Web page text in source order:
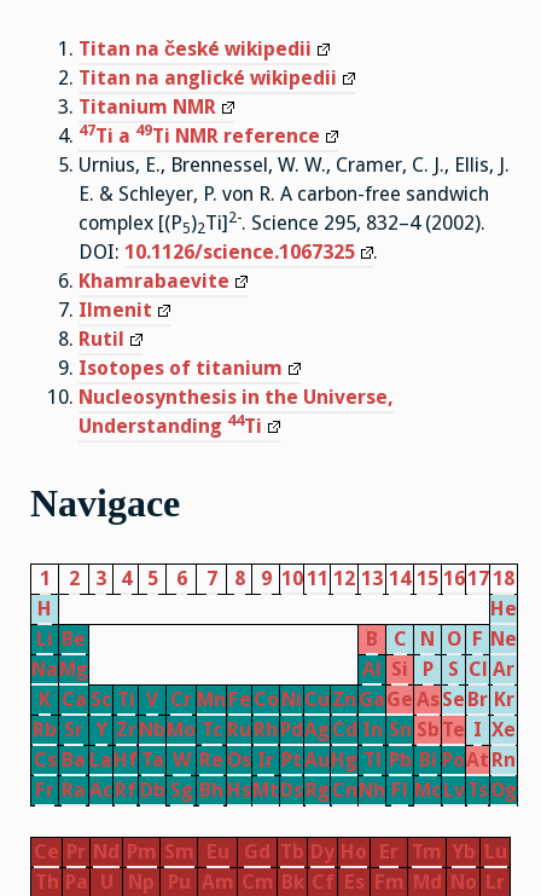
Titan na české wikipedii
Titan na anglické wikipedii
Titanium NMR
47Ti a 49Ti NMR reference
Urnius, E., Brennessel, W. W., Cramer, C. J., Ellis, J.
E. & Schleyer, P. von R. A carbon-free sandwich
complex [(P5)2Ti] 2-. Science 295, 832–4 (2002).
DOI: 10.1126/science.1067325
.
Khamrabaevite
Ilmenit
Rutil
Isotopes of titanium
Nucleosynthesis in the Universe,
Understanding 44Ti
Navigace
1 2 3 4 5 6 7 8 9 10 11 12 13 14 15 1617 18
H
He
Li Be B C N O F Ne
Na Mg Al Si P S Cl Ar
K Ca Sc Ti V Cr Mn Fe Co Ni Cu Zn GaGe AsSe Br Kr
Rb Sr Y Zr Nb Mo Tc Ru Rh Pd Ag Cd In Sn Sb Te I Xe
Cs Ba La Hf Ta W Re Os Ir PtAu Hg Tl Pb Bi PoAt Rn
Fr Ra Ac Rf Db Sg Bh Hs Mt Ds Rg Cn Nh Fl Mc LvTsOg
Ce Pr Nd Pm Sm Eu Gd Tb Dy Ho Er Tm Yb
Lu
Th Pa U Np Pu Am Cm Bk Cf Es Fm Md No Lr